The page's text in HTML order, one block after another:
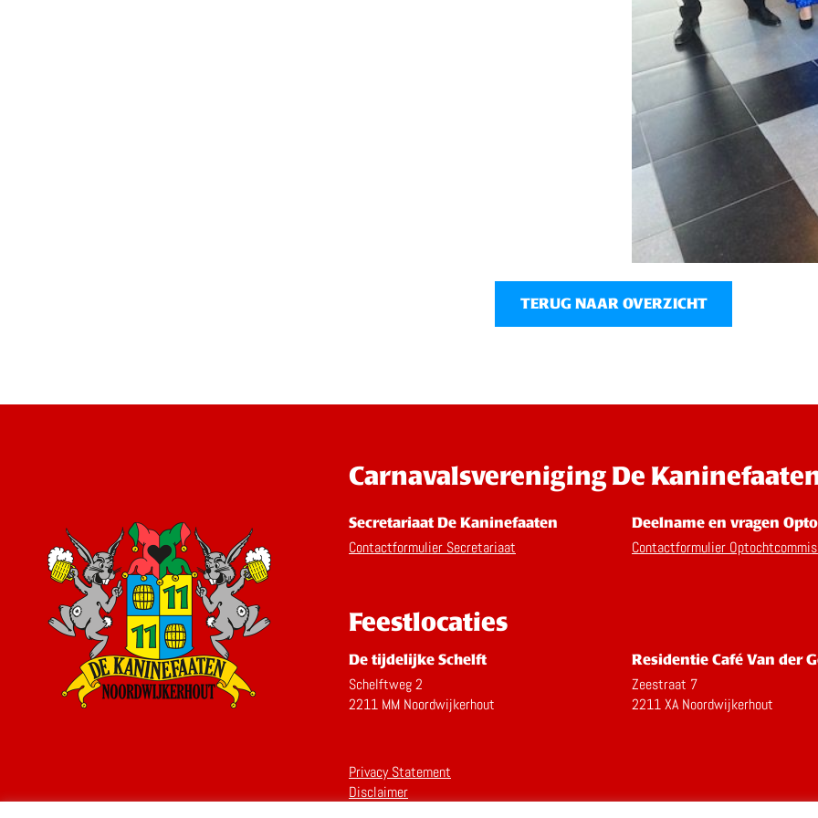
TERUG NAAR OVERZICHT
Carnavalsvereniging De
Secretariaat De Kaninefaaten
Contactformulier Secretariaat
Deelname en vragen
Contactformulier
Feestlocaties
De tijdelijke Schelft
Schelftweg 2
2211 MM Noordwijkerhout
Residentie Café Van der
Zeestraat 7
2211 XA Noordwijkerhout
Privacy Statement
Disclaimer